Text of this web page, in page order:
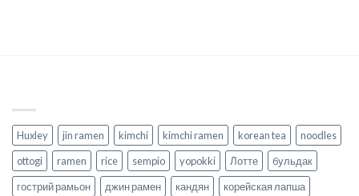
Huxley jin ramen kimchi kimchi ramen korean tea
noodles
ottogi
ramen rice sempio yopokki Лотте
бульдак
гострий рамьон
джин рамен кандян
корейская лапша